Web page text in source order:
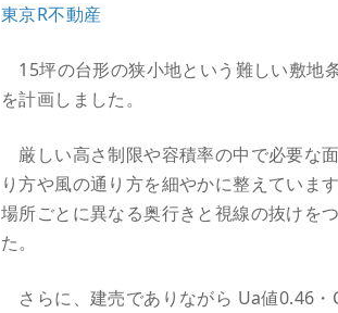
東京R不動産
15坪の台形の狭小地という難しい敷地
を計画しました。
厳しい高さ制限や容積率の中で必要な
り方や風の通り方を細やかに整えていま
場所ごとに異なる奥行きと視線の抜けを
た。
さらに、建売でありながら Ua値0.46